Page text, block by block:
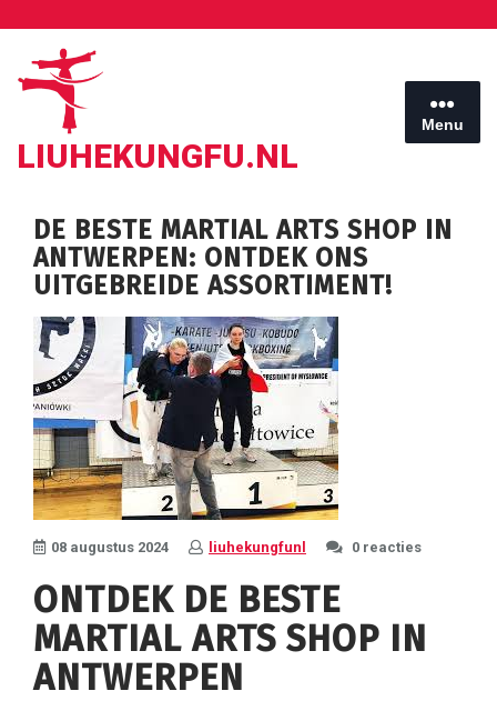
inhoud
LIUHEKUNGFU.NL
Menu
DE BESTE MARTIAL ARTS SHOP IN
ANTWERPEN: ONTDEK ONS
UITGEBREIDE ASSORTIMENT!
08 augustus 2024 liuhekungfunl 0 reacties
ONTDEK DE BESTE
MARTIAL ARTS SHOP IN
ANTWERPEN